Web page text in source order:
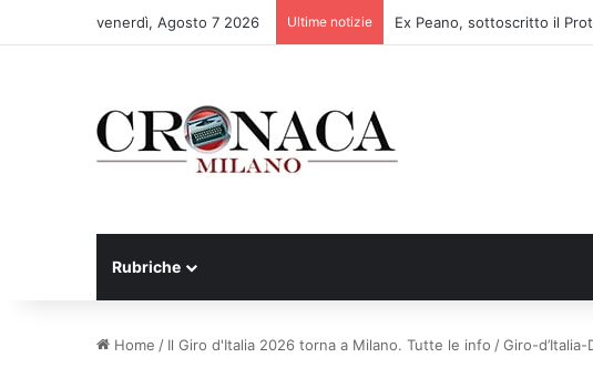
venerdì, Agosto 7 2026 Ultime notizie
Rubriche
Home / Il Giro d'Italia 2026 torna a Milano. Tutte le info /Giro-